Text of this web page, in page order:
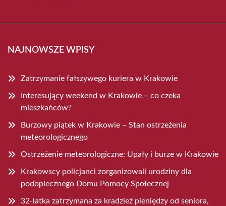
NAJNOWSZE WPISY
Zatrzymanie fałszywego kuriera w Krakowie
Interesujący weekend w Krakowie – co czeka
mieszkańców?
Burzowy piątek w Krakowie – Stan ostrzeżenia
meteorologicznego
Ostrzeżenie meteorologiczne: Upały i burze w Krakowie
Krakowscy policjanci zorganizowali urodziny dla
podopiecznego Domu Pomocy Społecznej
32-latka zatrzymana za kradzież pieniędzy od seniora,